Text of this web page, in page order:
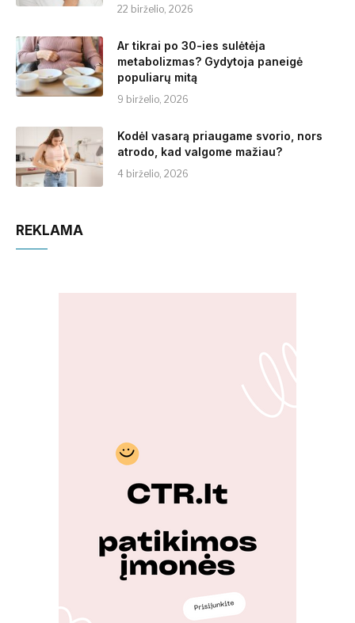
22 birželio, 2026
Ar tikrai po 30-ies sulėtėja
metabolizmas? Gydytoja paneigė
populiarų mitą
9 birželio, 2026
Kodėl vasarą priaugame svorio, nors
atrodo, kad valgome mažiau?
4 birželio, 2026
REKLAMA